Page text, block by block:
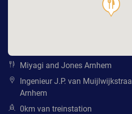
Miyagi and Jones Arnhem
Ingenieur J.P. van
Arnhem
0km van treinstation